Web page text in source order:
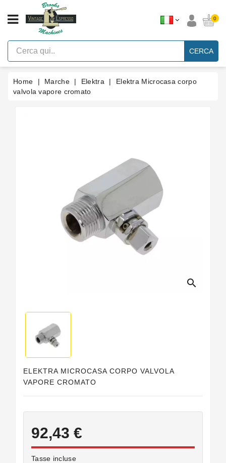
CATEGORIA
Macchine
Per
Caffè
Espresso
Leva
Vintage
0
CERCA
Home Marche Elektra
Elektra Microcasa corpo
valvola vapore cromato
search
ELEKTRA MICROCASA CORPO VALVOLA
VAPORE CROMATO
92,43 €
Tasse incluse